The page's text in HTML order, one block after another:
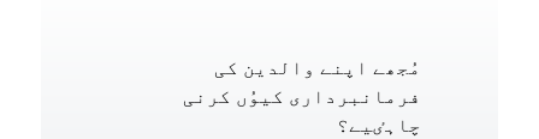
مُجھے اپنے والدین کی
فرمانبرداری کیوُں کرنی
چاہٸیے؟